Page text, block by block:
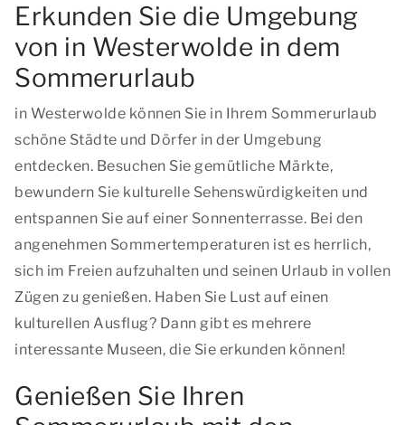
Erkunden Sie die Umgebung
von in Westerwolde in dem
Sommerurlaub
in Westerwolde können Sie in Ihrem Sommerurlaub
schöne Städte und Dörfer in der Umgebung
entdecken. Besuchen Sie gemütliche Märkte,
bewundern Sie kulturelle Sehenswürdigkeiten und
entspannen Sie auf einer Sonnenterrasse. Bei den
angenehmen Sommertemperaturen ist es herrlich,
sich im Freien aufzuhalten und seinen Urlaub in vollen
Zügen zu genießen. Haben Sie Lust auf einen
kulturellen Ausflug? Dann gibt es mehrere
interessante Museen, die Sie erkunden können!
Genießen Sie Ihren